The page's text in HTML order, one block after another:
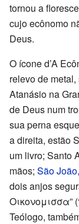
tornou a
cujo ecônomo
Deus.
O ícone d’A
relevo de
Atanásio na
de Deus num
sua perna
a direita, estão
um livro; Santo
mãos; São
dois anjos
Οικονομισσα”
Teólogo,